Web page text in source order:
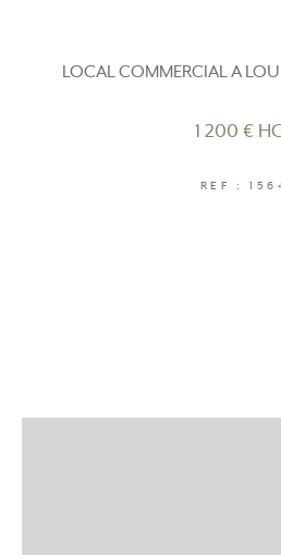
LOCAL COMMERCIAL A
1 200 €
REF :